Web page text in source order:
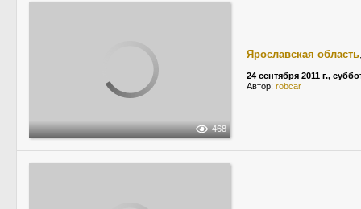
468
Ярославская область
24 сентября 2011 г.,
Автор: robcar